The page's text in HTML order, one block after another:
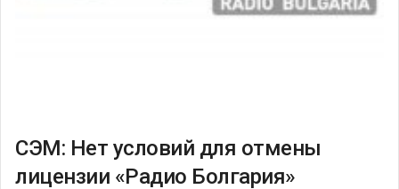
СЭМ: Нет условий для отмены
лицензии «Радио Болгария»